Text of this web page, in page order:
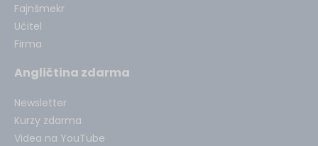
Fajnšmekr
Učitel
Firma
Angličtina zdarma
Newsletter
Kurzy zdarma
Videa na YouTube